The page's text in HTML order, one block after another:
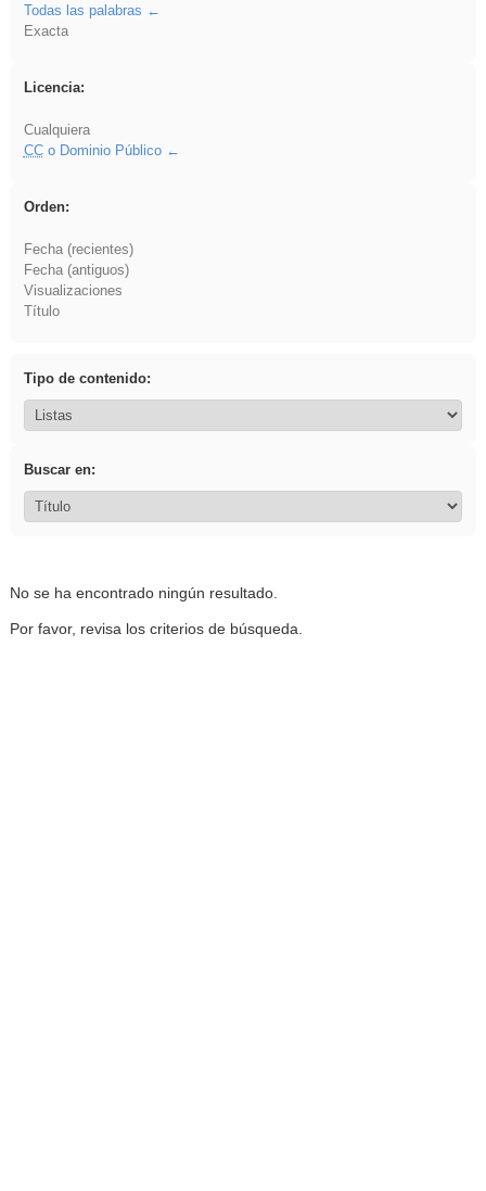
Todas las palabras
Exacta
Licencia:
Cualquiera
CCo Dominio Público
Orden:
Fecha (recientes)
Fecha (antiguos)
Visualizaciones
Título
Tipo de contenido:
Buscar en:
No se ha encontrado ningún resultado.
Por favor, revisa los criterios de búsqueda.